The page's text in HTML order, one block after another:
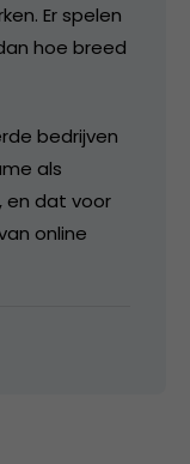
Er spelen
hoe breed
bedrijven
als
en dat voor
online